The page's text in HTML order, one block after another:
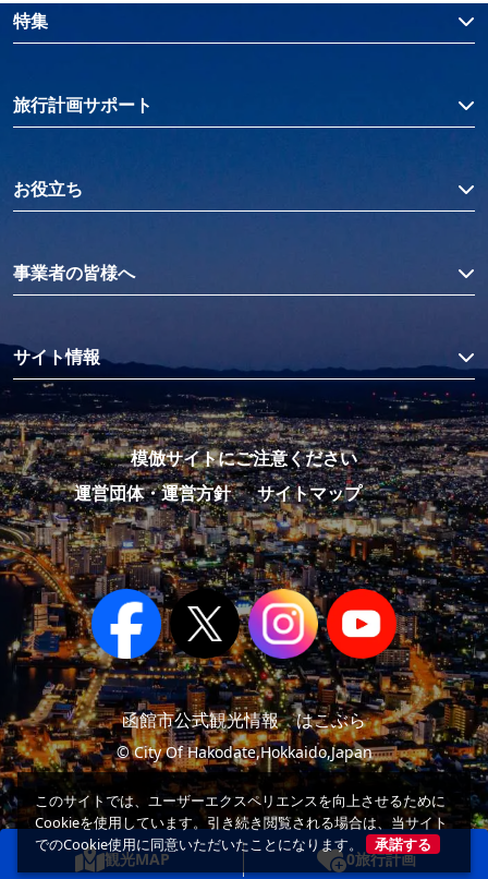
観光MAP 0旅行計画
特集
旅行計画サポート
お役立ち
事業者の皆様へ
サイト情報
模倣サイトにご注意ください
運営団体・運営方針
サイトマップ
函館市公式観光情報 はこぶら
© City Of Hakodate,Hokkaido,Japan
このサイトでは、ユーザーエクスペリエンスを向上させるために
Cookieを使用しています。引き続き閲覧される場合は、当サイト
でのCookie使用に同意いただいたことになります。
承諾する